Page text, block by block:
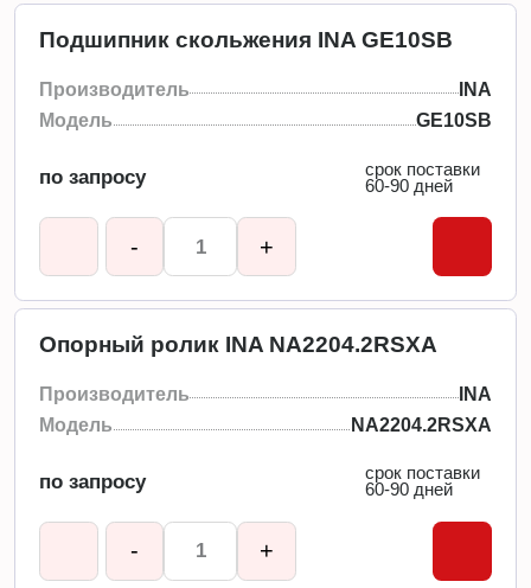
Подшипник скольжения INA GE10SB
Производитель
INA
Модель
GE10SB
по запросу
срок поставки
60-90 дней
- +
Опорный ролик INA NA2204.2RSXA
Производитель
INA
Модель
NA2204.2RSXA
по запросу
срок поставки
60-90 дней
- +